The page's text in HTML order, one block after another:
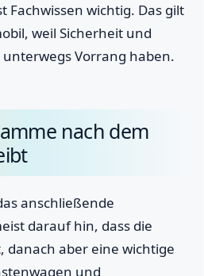
Fachwissen wichtig. Das gilt
weil Sicherheit und
Vorrang haben.
nach dem
anschließende
darauf hin, dass die
danach aber eine wichtige
und